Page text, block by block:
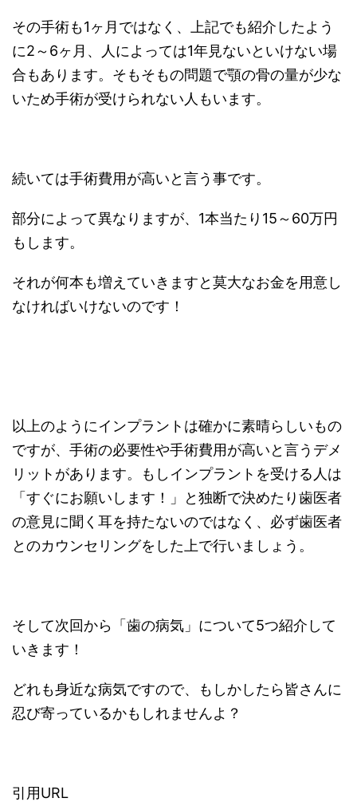
その手術も1ヶ月ではなく、上記でも紹介したよう
に2～6ヶ月、人によっては1年見ないといけない場
合もあります。そもそもの問題で顎の骨の量が少な
いため手術が受けられない人もいます。
続いては手術費用が高いと言う事です。
部分によって異なりますが、1本当たり15～60万円
もします。
それが何本も増えていきますと莫大なお金を用意し
なければいけないのです！
以上のようにインプラントは確かに素晴らしいもの
ですが、手術の必要性や手術費用が高いと言うデメ
リットがあります。もしインプラントを受ける人は
「すぐにお願いします！」と独断で決めたり歯医者
の意見に聞く耳を持たないのではなく、必ず歯医者
とのカウンセリングをした上で行いましょう。
そして次回から「歯の病気」について5つ紹介して
いきます！
どれも身近な病気ですので、もしかしたら皆さんに
忍び寄っているかもしれませんよ？
引用URL